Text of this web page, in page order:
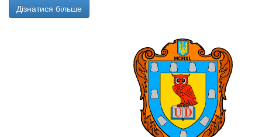
Дізнатися більше